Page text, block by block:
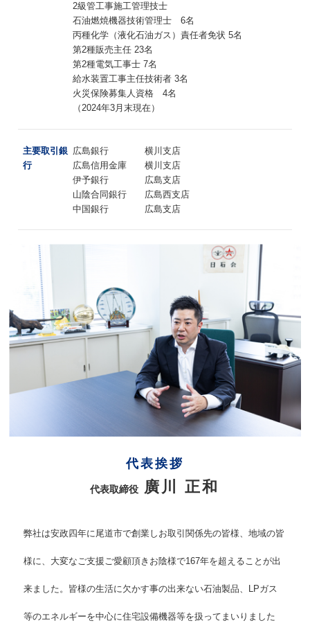
2級管工事施工管理技士
石油燃焼機器技術管理士 6名
丙種化学（液化石油ガス）責任者免状 5名
第2種販売主任 23名
第2種電気工事士 7名
給水装置工事主任技術者 3名
火災保険募集人資格 4名
（2024年3月末現在）
主要取引銀
行
広島銀行 横川支店
広島信用金庫 横川支店
伊予銀行 広島支店
山陰合同銀行 広島西支店
中国銀行 広島支店
代表挨拶
代表取締役 廣川 正和
弊社は安政四年に尾道市で創業しお取引関係先の皆様、地域の皆
様に、大変なご支援ご愛顧頂きお陰様で167年を超えることが出
来ました。皆様の生活に欠かす事の出来ない石油製品、LPガス
等のエネルギーを中心に住宅設備機器等を扱ってまいりました